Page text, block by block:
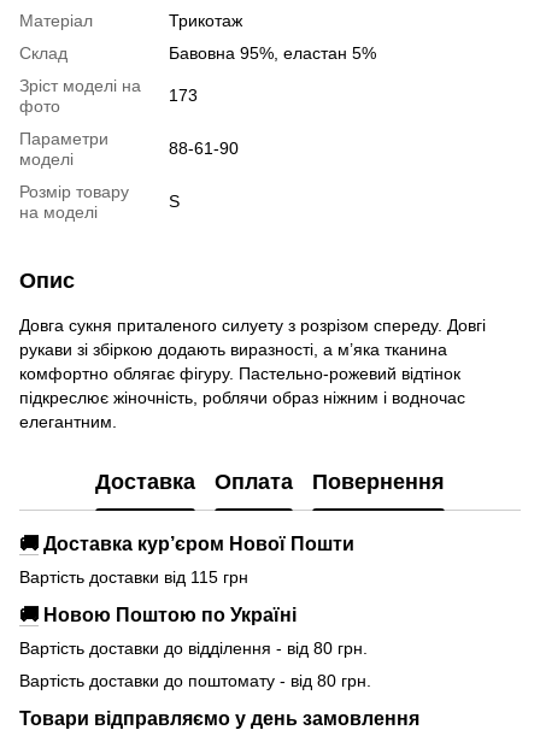
Матеріал
Трикотаж
Склад
Бавовна 95%, еластан 5%
Зріст моделі на
фото
173
Параметри
моделі
88-61-90
Розмір товару
на моделі
S
Опис
Довга сукня приталеного силуету з розрізом спереду. Довгі
рукави зі збіркою додають виразності, а м’яка тканина
комфортно облягає фігуру. Пастельно-рожевий відтінок
підкреслює жіночність, роблячи образ ніжним і водночас
елегантним.
Доставка Оплата Повернення
🚚 Доставка кур’єром Нової Пошти
Вартість доставки від 115 грн
🚚 Новою Поштою по Україні
Вартість доставки до відділення - від 80 грн.
Вартість доставки до поштомату - від 80 грн.
Товари відправляємо у день замовлення